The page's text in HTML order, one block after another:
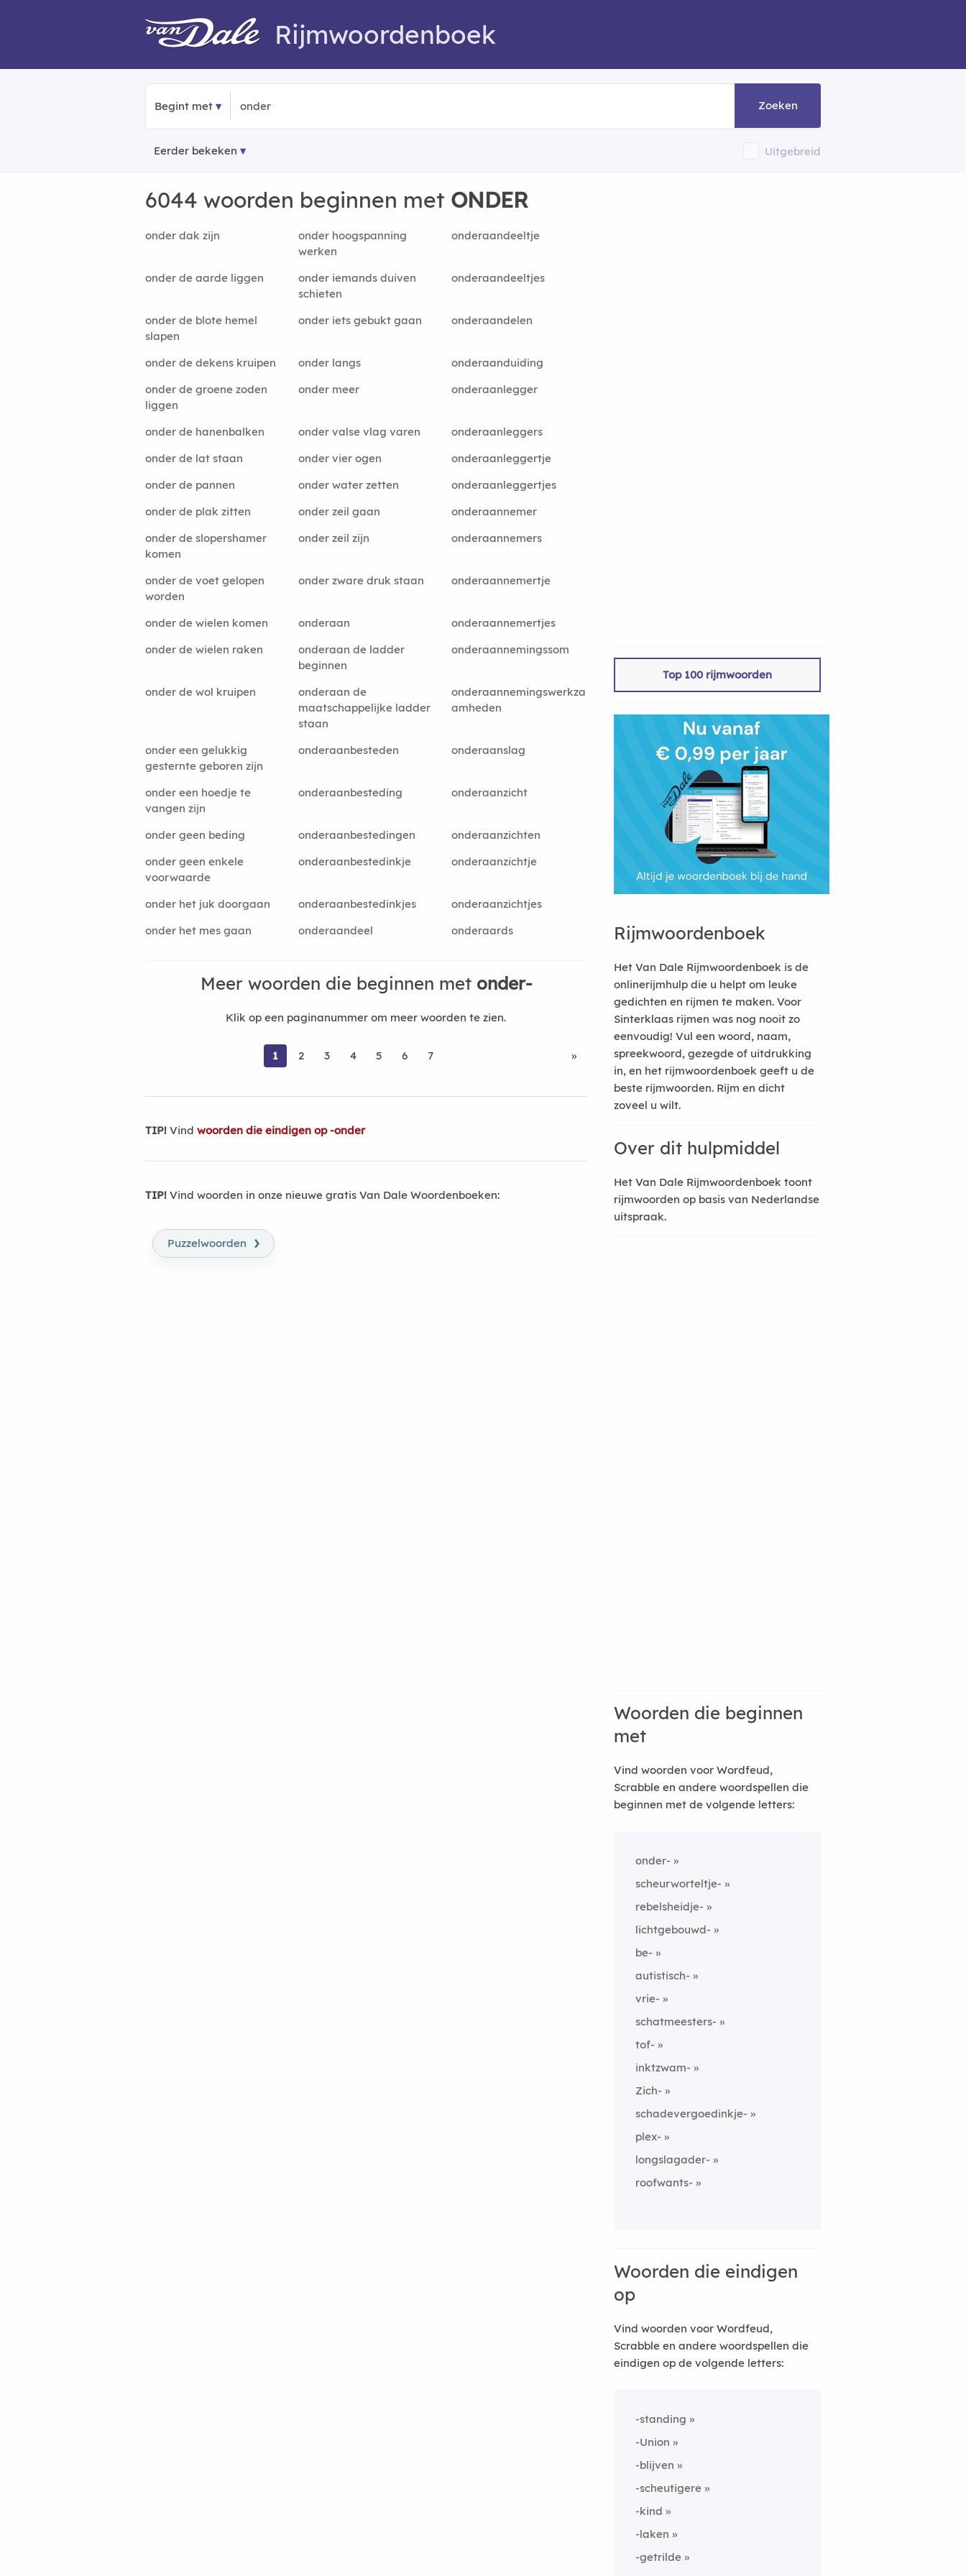
Rijmwoordenboek
Begint met Zoeken
Eerder bekeken Uitgebreid
6044 woorden beginnen met ONDER
onder dak zijn
onder hoogspanning
werken
onderaandeeltje
onder de aarde liggen
onder iemands duiven
schieten
onderaandeeltjes
onder de blote hemel
slapen
onder iets gebukt gaan onderaandelen
onder de dekens kruipen onder langs
onderaanduiding
onder de groene zoden
liggen
onder meer onderaanlegger
onder de hanenbalken onder valse vlag varen
onderaanleggers
onder de lat staan
onder vier ogen
onderaanleggertje
onder de pannen
onder water zetten
onderaanleggertjes
onder de plak zitten
onder zeil gaan
onderaannemer
onder de slopershamer
komen
onder zeil zijn onderaannemers
onder de voet gelopen
worden
onder zware druk staan onderaannemertje
onder de wielen komen onderaan
onderaannemertjes
onder de wielen raken
onderaan de ladder
beginnen
onderaannemingssom
onder de wol kruipen
onderaan de
maatschappelijke ladder
staan
onderaannemingswerkza
amheden
onder een gelukkig
gesternte geboren zijn
onderaanbesteden onderaanslag
onder een hoedje te
vangen zijn
onderaanbesteding onderaanzicht
onder geen beding onderaanbestedingen
onderaanzichten
onder geen enkele
voorwaarde
onderaanbestedinkje onderaanzichtje
onder het juk doorgaan onderaanbestedinkjes
onderaanzichtjes
onder het mes gaan
onderaandeel onderaards
Meer woorden die beginnen met onder-
Klik op een paginanummer om meer woorden te zien.
1 2 3 4 5 6 7 »
TIP! Vind woorden die eindigen op -onder
TIP! Vind woorden in onze nieuwe gratis Van Dale Woordenboeken:
Puzzelwoorden ›
Top 100 rijmwoorden
Rijmwoordenboek
Het Van Dale Rijmwoordenboek is de
onlinerijmhulp die u helpt om leuke
gedichten en rijmen te maken. Voor
Sinterklaas rijmen was nog nooit zo
eenvoudig! Vul een woord, naam,
spreekwoord, gezegde of uitdrukking
in, en het rijmwoordenboek geeft u de
beste rijmwoorden. Rijm en dicht
zoveel u wilt.
Over dit hulpmiddel
Het Van Dale Rijmwoordenboek toont
rijmwoorden op basis van Nederlandse
uitspraak.
Woorden die beginnen
met
Vind woorden voor Wordfeud,
Scrabble en andere woordspellen die
beginnen met de volgende letters:
onder-
scheurworteltje-
rebelsheidje-
lichtgebouwd-
be-
autistisch-
vrie-
schatmeesters-
tof-
inktzwam-
Zich-
schadevergoedinkje-
plex-
longslagader-
roofwants-
Woorden die eindigen
op
Vind woorden voor Wordfeud,
Scrabble en andere woordspellen die
eindigen op de volgende letters:
-standing
-Union
-blijven
-scheutigere
-kind
-laken
-getrilde